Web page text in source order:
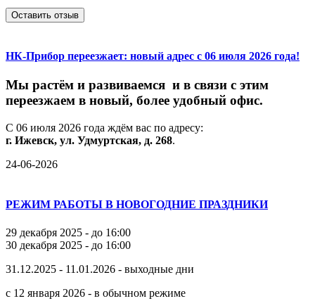
Оставить отзыв
НК-Прибор переезжает: новый адрес с 06 июля 2026 года!
Мы растём и развиваемся и в связи с этим
переезжаем в новый, более удобный офис.
С 06 июля 2026 года ждём вас по адресу:
г. Ижевск, ул. Удмуртская, д. 268.
24-06-2026
РЕЖИМ РАБОТЫ В НОВОГОДНИЕ ПРАЗДНИКИ
29 декабря 2025 - до 16:00
30 декабря 2025 - до 16:00
31.12.2025 - 11.01.2026 - выходные дни
с 12 января 2026 - в обычном режиме